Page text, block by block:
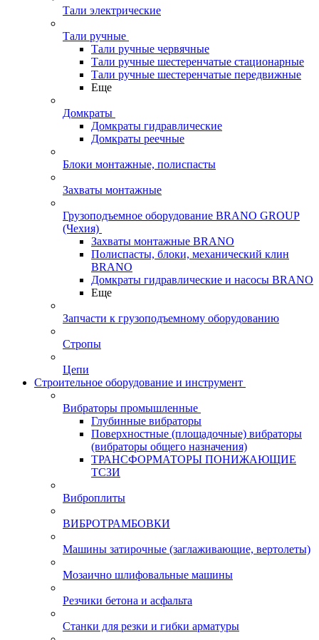
Тали электрические
Тали ручные
Тали ручные червячные
Тали ручные шестеренчатые стационарные
Тали ручные шестеренчатые передвижные
Еще
Домкраты
Домкраты гидравлические
Домкраты реечные
Блоки монтажные, полиспасты
Захваты монтажные
Грузоподъемное оборудование BRANO GROUP
(Чехия)
Захваты монтажные BRANO
Полиспасты, блоки, механический клин
BRANO
Домкраты гидравлические и насосы BRANO
Еще
Запчасти к грузоподъемному оборудованию
Стропы
Цепи
Строительное оборудование и инструмент
Вибраторы промышленные
Глубинные вибраторы
Поверхностные (площадочные) вибраторы
(вибраторы общего назначения)
ТРАНСФОРМАТОРЫ ПОНИЖАЮЩИЕ
ТСЗИ
Виброплиты
ВИБРОТРАМБОВКИ
Машины затирочные (заглаживающие, вертолеты)
Мозаично шлифовальные машины
Резчики бетона и асфальта
Станки для резки и гибки арматуры